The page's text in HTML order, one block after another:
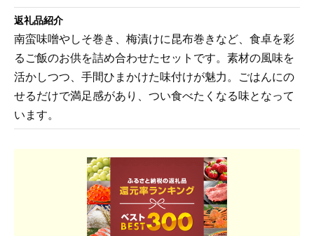
返礼品紹介
南蛮味噌やしそ巻き、梅漬けに昆布巻きなど、食卓を彩
るご飯のお供を詰め合わせたセットです。素材の風味を
活かしつつ、手間ひまかけた味付けが魅力。ごはんにの
せるだけで満足感があり、つい食べたくなる味となって
います。